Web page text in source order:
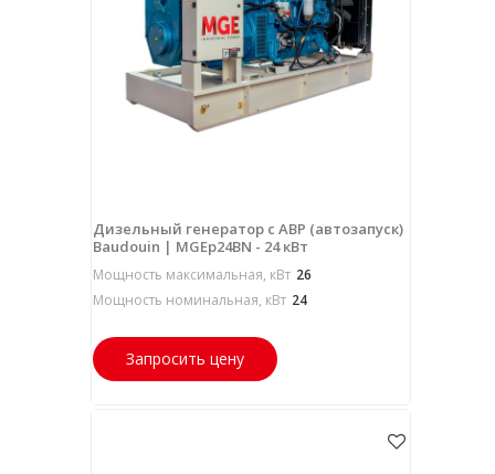
Дизельный генератор с АВР (автозапуск)
Baudouin | MGEp24BN - 24 кВт
Мощность максимальная, кВт 26
Мощность номинальная, кВт 24
Запросить цену